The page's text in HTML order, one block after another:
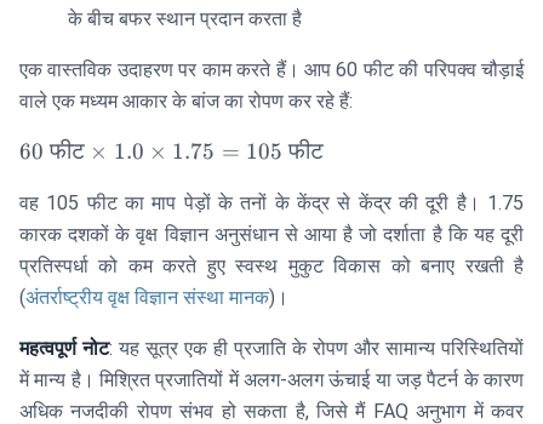
के बीच बफर स्थान प्रदान करता है
एक वास्तविक उदाहरण पर काम करते हैं। आप 60 फीट की परिपक्व चौड़ाई
वाले एक मध्यम आकार के बांज का रोपण कर रहे हैं:
60
फीट}
\times
1.0
\times
1.75
= 105
\text{
फीट}
60 फीट × 1.0 × 1.75 = 105 फीट
वह 105 फीट का माप पेड़ों के तनों के केंद्र से केंद्र की दूरी है। 1.75
कारक दशकों के वृक्ष विज्ञान अनुसंधान से आया है जो दर्शाता है कि यह दूरी
प्रतिस्पर्धा को कम करते हुए स्वस्थ मुकुट विकास को बनाए रखती है
(अंतर्राष्ट्रीय वृक्ष विज्ञान संस्था मानक)।
महत्वपूर्ण नोट: यह सूत्र एक ही प्रजाति के रोपण और सामान्य परिस्थितियों
में मान्य है। मिश्रित प्रजातियों में अलग-अलग ऊंचाई या जड़ पैटर्न के कारण
अधिक नजदीकी रोपण संभव हो सकता है, जिसे मैं FAQ अनुभाग में कवर